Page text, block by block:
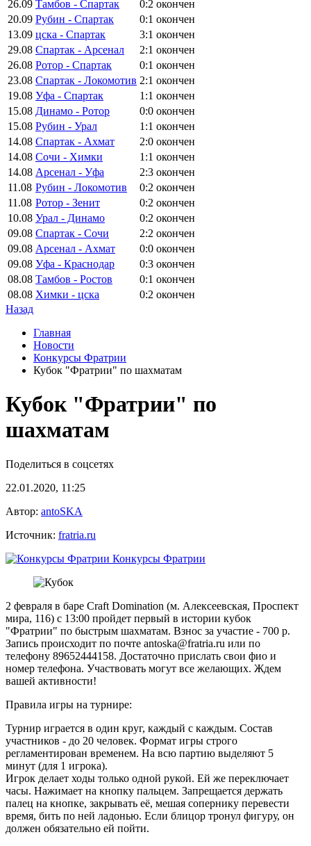
26.09 Тамбов - Спартак 0:2 окончен
20.09 Рубин - Спартак 0:1 окончен
13.09 цска - Спартак 3:1 окончен
29.08 Спартак - Арсенал 2:1 окончен
26.08 Ротор - Спартак 0:1 окончен
23.08 Спартак - Локомотив 2:1 окончен
19.08 Уфа - Спартак 1:1 окончен
15.08 Динамо - Ротор 0:0 окончен
15.08 Рубин - Урал 1:1 окончен
14.08 Спартак - Ахмат 2:0 окончен
14.08 Сочи - Химки 1:1 окончен
14.08 Арсенал - Уфа 2:3 окончен
11.08 Рубин - Локомотив 0:2 окончен
11.08 Ротор - Зенит 0:2 окончен
10.08 Урал - Динамо 0:2 окончен
09.08 Спартак - Сочи 2:2 окончен
09.08 Арсенал - Ахмат 0:0 окончен
09.08 Уфа - Краснодар 0:3 окончен
08.08 Тамбов - Ростов 0:1 окончен
08.08 Химки - цска 0:2 окончен
Назад
Главная
Новости
Конкурсы Фратрии
Кубок "Фратрии" по шахматам
Кубок "Фратрии" по
шахматам
Поделиться в соцсетях
22.01.2020, 11:25
Автор: antoSKA
Источник: fratria.ru
Конкурсы Фратрии
2 февраля в баре Craft Domination (м. Алексеевская, Проспект
мира, 116) с 13:00 пройдет первый в истории кубок
"Фратрии" по быстрым шахматам. Взнос за участие - 700 р.
Запись происходит по почте antoska@fratria.ru или по
телефону 89652444158. Достаточно прислать свои фио и
номер телефона. Участвовать могут все желающих. Ждем
вашей активности!
Правила игры на турнире:
Турнир играется в один круг, каждый с каждым. Состав
участников - до 20 человек. Формат игры строго
регламентирован временем. На всю партию выделяют 5
минут (для 1 игрока).
Игрок делает ходы только одной рукой. Ей же переключает
часы. Нажимает на кнопку пальцем. Запрещается держать
палец на кнопке, закрывать её, мешая сопернику перевести
время, бить по ней ладонью. Если блицор тронул фигуру, он
должен обязательно ей пойти.